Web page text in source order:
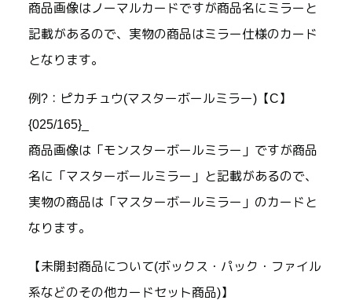
商品画像はノーマルカードですが商品名にミラーと
記載があるので、実物の商品はミラー仕様のカード
となります。
例?：ピカチュウ(マスターボールミラー)【C】
{025/165}_
商品画像は「モンスターボールミラー」ですが商品
名に「マスターボールミラー」と記載があるので、
実物の商品は「マスターボールミラー」のカードと
なります。
【未開封商品について(ボックス・パック・ファイル
系などのその他カードセット商品)】